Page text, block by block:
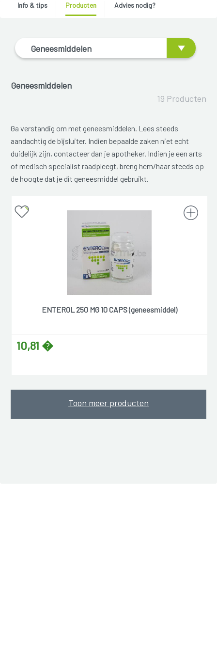
Info & tips Producten Advies nodig?
Geneesmiddelen
Geneesmiddelen
19 Producten
Ga verstandig om met geneesmiddelen. Lees steeds
aandachtig de bijsluiter. Indien bepaalde zaken niet echt
duidelijk zijn, contacteer dan je apotheker. Indien je een arts
of medisch specialist raadpleegt, breng hem/haar steeds op
de hoogte dat je dit geneesmiddel gebruikt.
ENTEROL 250 MG 10 CAPS (geneesmiddel)
10,81 �
Toon meer producten